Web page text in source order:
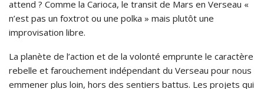
attend ? Comme la Carioca, le transit de Mars en Verseau «
n’est pas un foxtrot ou une polka » mais plutôt une
improvisation libre.
La planète de l’action et de la volonté emprunte le caractère
rebelle et farouchement indépendant du Verseau pour nous
emmener plus loin, hors des sentiers battus. Les projets qui